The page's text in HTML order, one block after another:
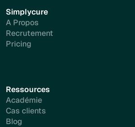
Simplycure
A Propos
Recrutement
Pricing
Ressources
Académie
Cas clients
Blog